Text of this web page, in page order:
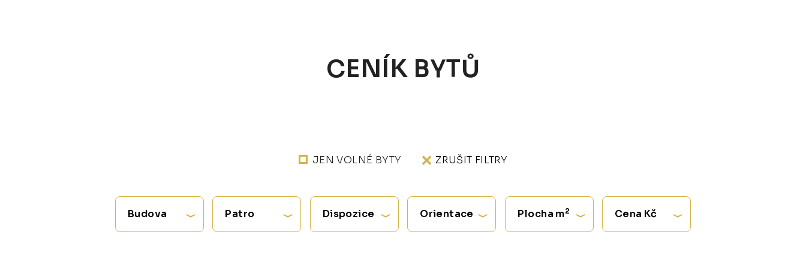
CENÍK BYTŮ
JEN VOLNÉ BYTY ZRUŠIT FILTRY
Budova Patro Dispozice Orientace Plocha m2 Cena Kč